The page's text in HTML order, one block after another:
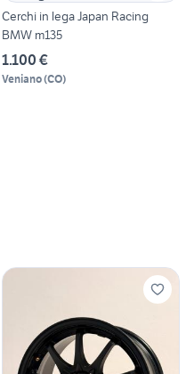
Cerchi in lega Japan Racing
BMW m135
1.100 €
Veniano(CO)